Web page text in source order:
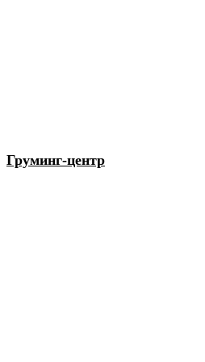
Груминг-центр